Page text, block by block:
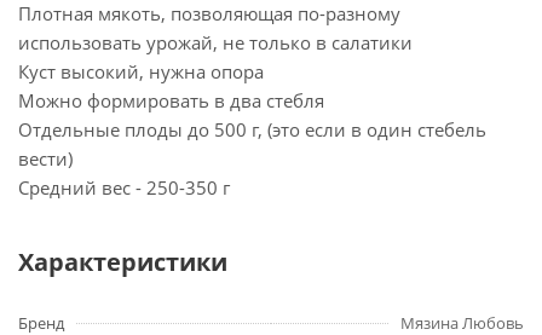
Плотная мякоть, позволяющая по-разному
использовать урожай, не только в салатики
Куст высокий, нужна опора
Можно формировать в два стебля
Отдельные плоды до 500 г, (это если в один стебель
вести)
Средний вес - 250-350 г
Характеристики
Бренд
Мязина Любовь